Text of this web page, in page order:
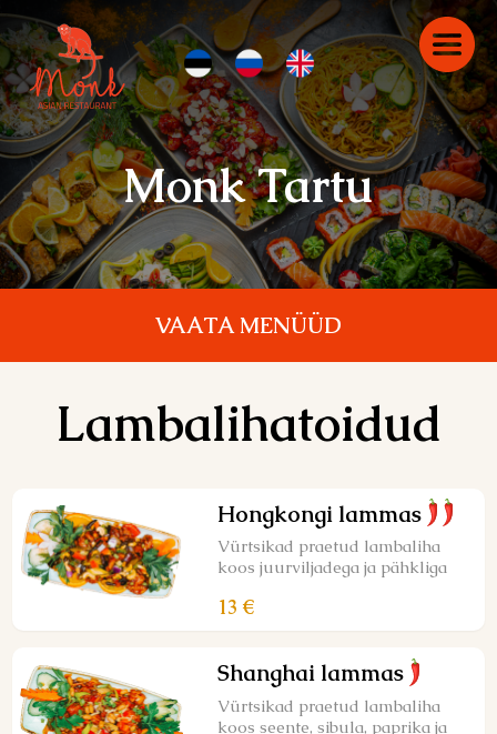
Monk Tartu
Lambalihatoidud
Hongkongi lammas
Vürtsikad praetud lambaliha
koos juurviljadega ja pähkliga
13 €
Shanghai lammas
Vürtsikad praetud lambaliha
koos seente, sibula, paprika ja
VAATA MENÜÜD